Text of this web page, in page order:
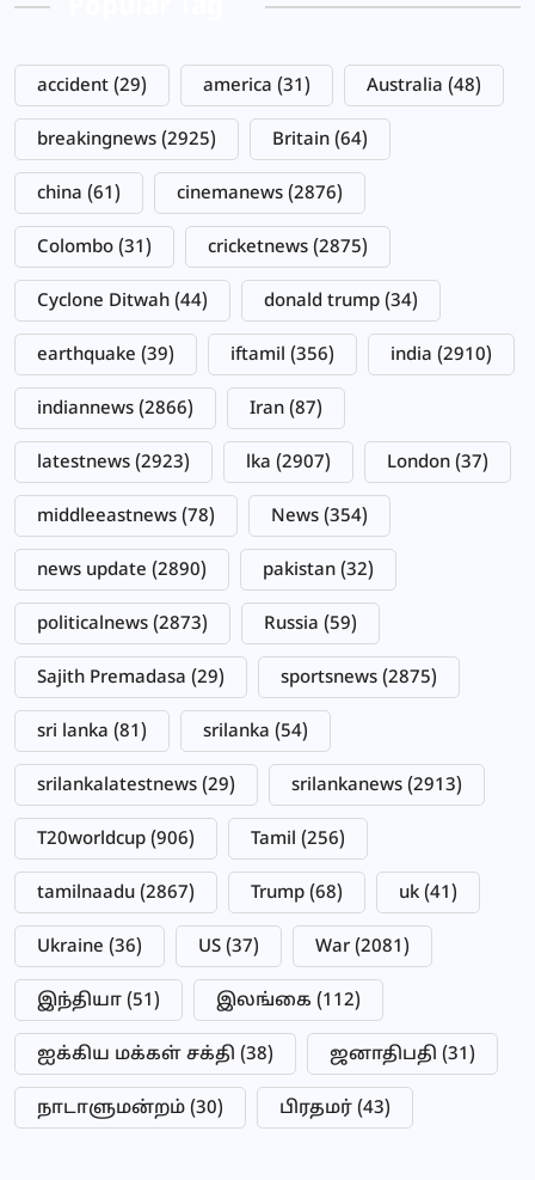
accident (29) america (31) Australia (48)
breakingnews (2925) Britain (64)
china (61) cinemanews (2876)
Colombo (31) cricketnews (2875)
Cyclone Ditwah (44) donald trump (34)
earthquake (39) iftamil (356) india (2910)
indiannews (2866) Iran (87)
latestnews (2923) lka (2907) London (37)
middleeastnews (78) News (354)
news update (2890) pakistan (32)
politicalnews (2873) Russia (59)
Sajith Premadasa (29) sportsnews (2875)
sri lanka (81) srilanka (54)
srilankalatestnews (29) srilankanews (2913)
T20worldcup (906) Tamil (256)
tamilnaadu (2867) Trump (68) uk (41)
Ukraine (36) US (37) War (2081)
இந்தியா (51) இலங்கை (112)
ஐக்கிய மக்கள் சக்தி (38) ஜனாதிபதி (31)
நாடாளுமன்றம் (30) பிரதமர் (43)